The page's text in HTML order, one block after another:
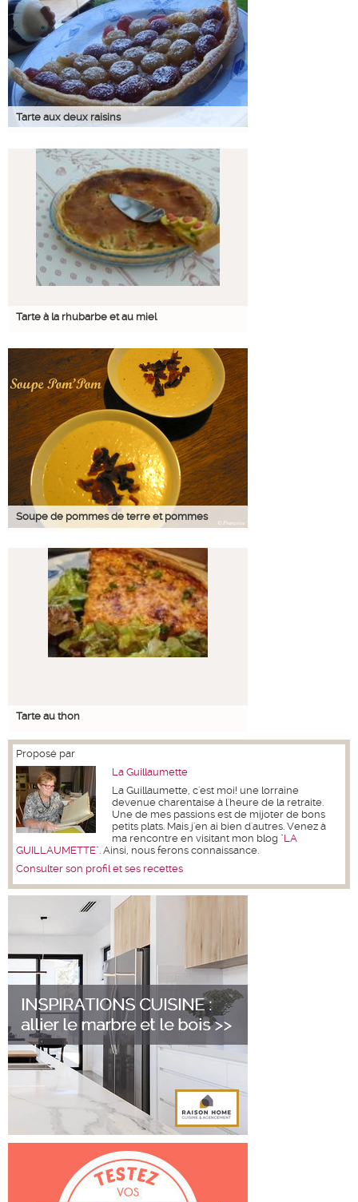
Tarte aux deux raisins
Tarte à la rhubarbe et au miel
Soupe de pommes de terre et pommes
Tarte au thon
Proposé par
La Guillaumette
La Guillaumette, c'est moi! une lorraine
devenue charentaise à l'heure de la retraite.
Une de mes passions est de mijoter de bons
petits plats. Mais j'en ai bien d'autres. Venez à
ma rencontre en visitant mon blog "LA
GUILLAUMETTE". Ainsi, nous ferons connaissance.
Consulter son profil et ses recettes